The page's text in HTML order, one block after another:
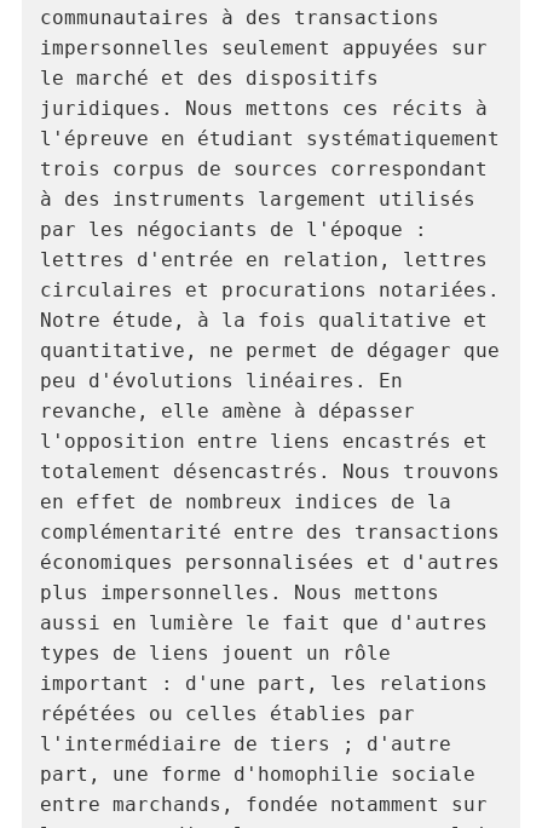
communautaires à des transactions
impersonnelles seulement appuyées sur
le marché et des dispositifs
juridiques. Nous mettons ces récits à
l'épreuve en étudiant systématiquement
trois corpus de sources correspondant
à des instruments largement utilisés
par les négociants de l'époque :
lettres d'entrée en relation, lettres
circulaires et procurations notariées.
Notre étude, à la fois qualitative et
quantitative, ne permet de dégager que
peu d'évolutions linéaires. En
revanche, elle amène à dépasser
l'opposition entre liens encastrés et
totalement désencastrés. Nous trouvons
en effet de nombreux indices de la
complémentarité entre des transactions
économiques personnalisées et d'autres
plus impersonnelles. Nous mettons
aussi en lumière le fait que d'autres
types de liens jouent un rôle
important : d'une part, les relations
répétées ou celles établies par
l'intermédiaire de tiers ; d'autre
part, une forme d'homophilie sociale
entre marchands, fondée notamment sur